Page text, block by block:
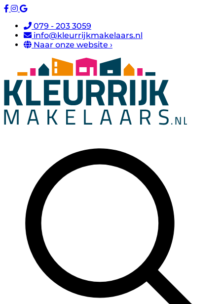
079 - 203 3059
info@kleurrijkmakelaars.nl
Naar onze website ›